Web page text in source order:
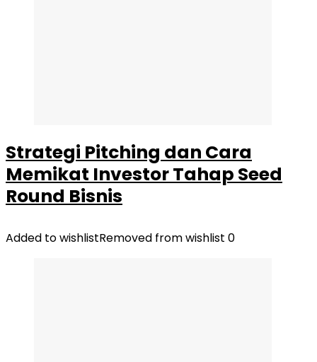
Strategi Pitching dan Cara
Memikat Investor Tahap Seed
Round Bisnis
Added to wishlistRemoved from wishlist 0